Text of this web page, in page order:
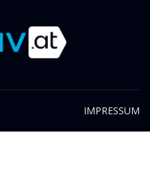
IMPRESSUM